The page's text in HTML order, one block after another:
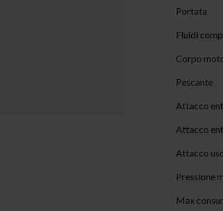
Portata
Fluidi
Corpo
Pescante
Attacco
Attacco
Attacco
Pressione
Max